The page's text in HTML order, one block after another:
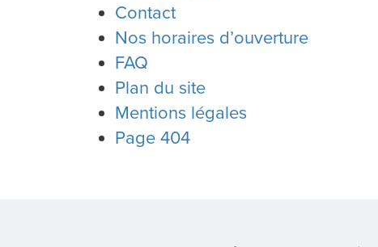
Contact
Nos horaires d’ouverture
FAQ
Plan du site
Mentions légales
Page 404